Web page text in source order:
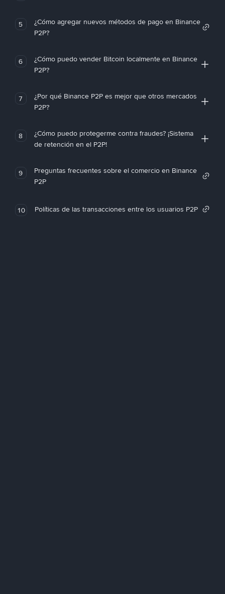
5
¿Cómo agregar nuevos métodos de pago en Binance
P2P?
6
¿Cómo puedo vender Bitcoin localmente en Binance
P2P?
7
¿Por qué Binance P2P es mejor que otros mercados
P2P?
8
¿Cómo puedo protegerme contra fraudes? ¡Sistema
de retención en el P2P!
9
Preguntas frecuentes sobre el comercio en Binance
P2P
10 Políticas de las transacciones entre los usuarios P2P